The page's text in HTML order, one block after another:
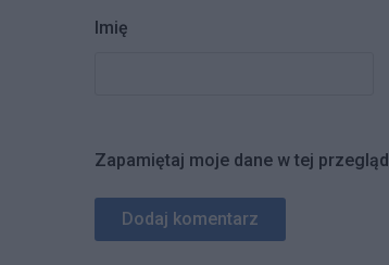
Imię
Zapamiętaj moje dane w tej